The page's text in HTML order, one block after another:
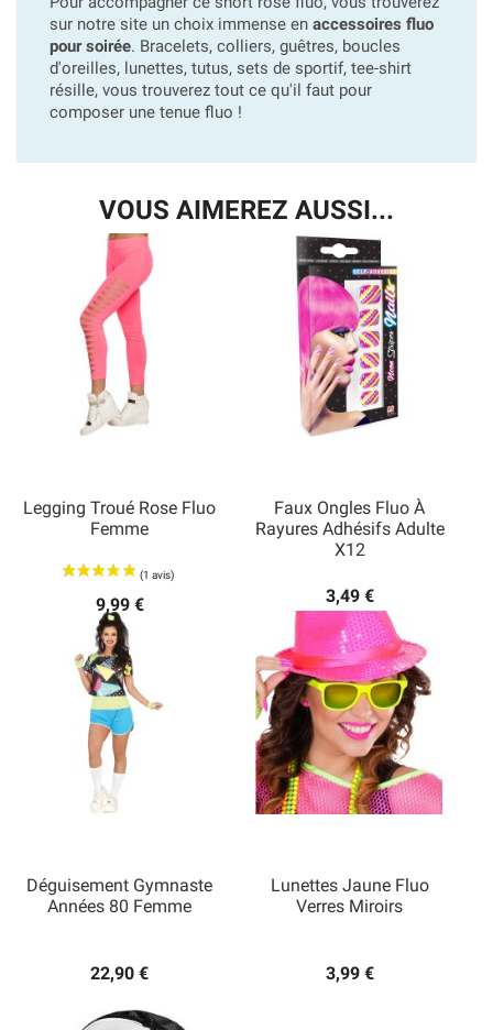
sur notre site un choix immense en accessoires fluo
pour soirée. Bracelets, colliers, guêtres, boucles
d'oreilles, lunettes, tutus, sets de sportif, tee-shirt
résille, vous trouverez tout ce qu'il faut pour
composer une tenue fluo !
VOUS AIMEREZ AUSSI...
Legging Troué Rose Fluo
Femme
9,99 €
Faux Ongles Fluo À
Rayures Adhésifs Adulte
X12
3,49 €
Déguisement Gymnaste
Années 80 Femme
22,90 €
Lunettes Jaune Fluo
Verres Miroirs
3,99 €